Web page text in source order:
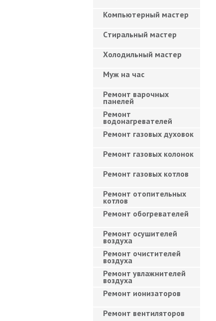
Компьютерный мастер
Cтиральный мастер
Холодильный мастер
Муж на час
Ремонт варочных
панелей
Ремонт
водонагревателей
Ремонт газовых духовок
Ремонт газовых колонок
Ремонт газовых котлов
Ремонт отопительных
котлов
Ремонт обогревателей
Ремонт осушителей
воздуха
Ремонт очистителей
воздуха
Ремонт увлажнителей
воздуха
Ремонт ионизаторов
Ремонт вентиляторов